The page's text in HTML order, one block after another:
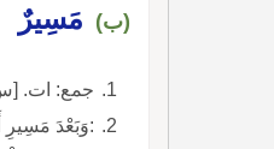
(ب) مَسِيرٌ
جمع: ات.
:وَبَعْدَ